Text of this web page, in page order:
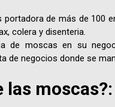
de más de 100
colera y disenteria.
de moscas en su
de negocios donde se
las moscas?: